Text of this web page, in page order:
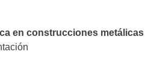
en construcciones metálicas